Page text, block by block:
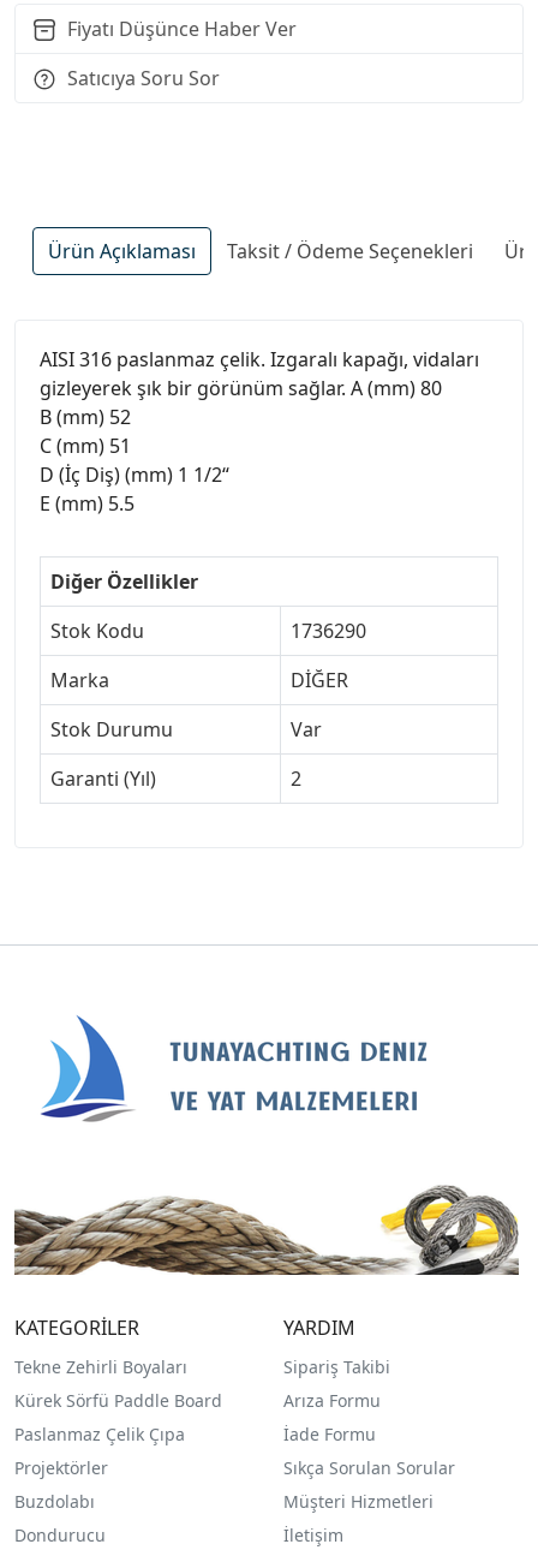
Fiyatı Düşünce Haber Ver
Satıcıya Soru Sor
Ürün Açıklaması Taksit / Ödeme Seçenekleri
AISI 316 paslanmaz çelik. Izgaralı kapağı, vidaları
gizleyerek şık bir görünüm sağlar. A (mm) 80
B (mm) 52
C (mm) 51
D (İç Diş) (mm) 1 1/2“
E (mm) 5.5
Diğer Özellikler
Stok Kodu
1736290
Marka
DİĞER
Stok Durumu
Var
Garanti (Yıl)
2
KATEGORİLER
Tekne Zehirli Boyaları
Kürek Sörfü Paddle Board
Paslanmaz Çelik Çıpa
Projektörler
Buzdolabı
Dondurucu
YARDIM
Sipariş Takibi
Arıza Formu
İade Formu
Sıkça Sorulan Sorular
Müşteri Hizmetleri
İletişim